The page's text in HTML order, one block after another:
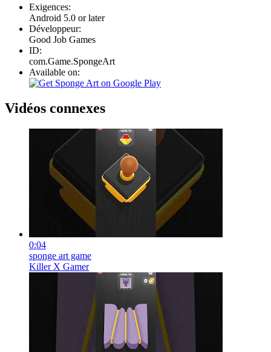
Exigences:
Android 5.0 or later
Développeur:
Good Job Games
ID:
com.Game.SpongeArt
Available on:
Vidéos connexes
0:04
sponge art game
Killer X Gamer